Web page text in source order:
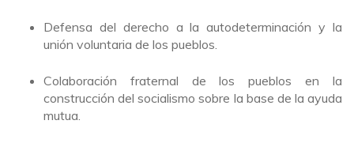
Defensa del derecho a la autodeterminación y la
unión voluntaria de los pueblos.
Colaboración fraternal de los pueblos en la
construcción del socialismo sobre la base de la ayuda
mutua.